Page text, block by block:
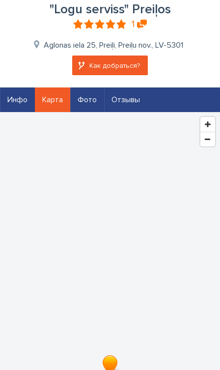
"Logu serviss" Preiļos
1
Aglonas iela 25, Preiļi, Preiļu nov., LV-5301
Как добраться?
Инфо Карта Фото Отзывы